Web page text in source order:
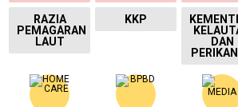
RAZIA
PEMAGARAN
LAUT
KKP
DAN